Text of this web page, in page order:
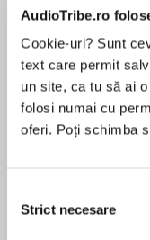
AudioTribe.ro
Cookie-uri? Sunt
text care permit
un site, ca tu să ai
folosi numai cu
oferi. Poți schimba
consimțământului
Strict necesare
Desprecarte
In the first book
Rakes series, a
Lady Grace
MAI MULT